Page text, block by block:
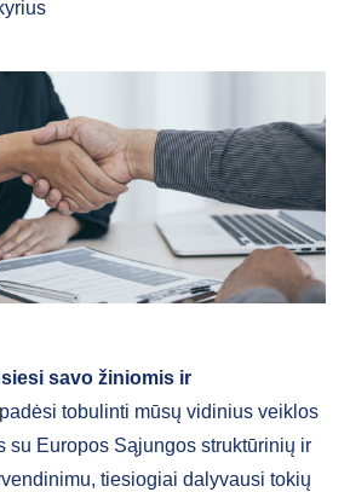
savo žiniomis ir
tobulinti mūsų vidinius veiklos
su Europos Sąjungos struktūrinių ir
tiesiogiai dalyvausi tokių